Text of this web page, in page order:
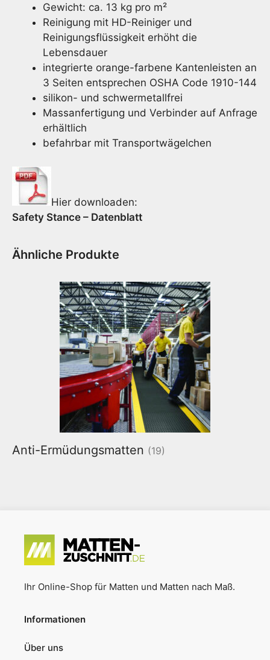
Gewicht: ca. 13 kg pro m²
Reinigung mit HD-Reiniger und
Reinigungsflüssigkeit erhöht die
Lebensdauer
integrierte orange-farbene Kantenleisten an
3 Seiten entsprechen OSHA Code 1910-144
silikon- und schwermetallfrei
Massanfertigung und Verbinder auf Anfrage
erhältlich
befahrbar mit Transportwägelchen
Hier downloaden:
Safety Stance – Datenblatt
Ähnliche Produkte
Anti-Ermüdungsmatten (19)
Ihr Online-Shop für Matten und Matten nach Maß.
Informationen
Über uns